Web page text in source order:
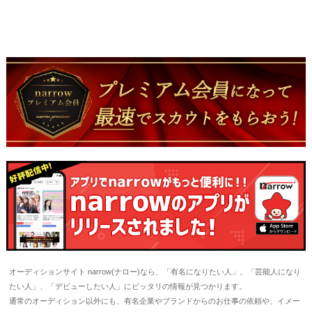
オーディションサイト narrow(ナロー)なら、「有名になりたい人」、「芸能人になり
たい人」、「デビューしたい人」にピッタリの情報が見つかります。
通常のオーディション以外にも、有名企業やブランドからのお仕事の依頼や、イメー